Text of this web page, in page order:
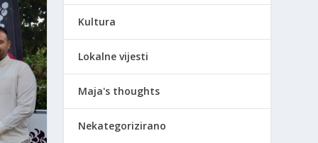
Kultura
Lokalne vijesti
Maja's thoughts
Nekategorizirano